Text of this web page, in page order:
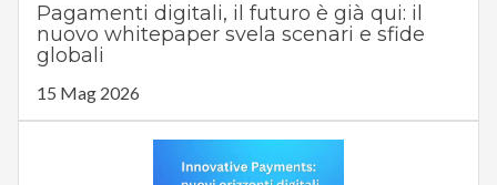
Pagamenti digitali, il futuro è già qui: il
nuovo whitepaper svela scenari e sfide
globali
15 Mag 2026